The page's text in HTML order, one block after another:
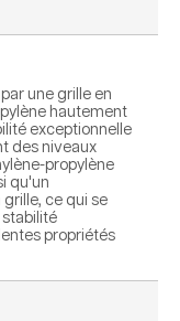
une grille en
hautement
exceptionnelle
des niveaux
propylène
qu'un
ce qui se
propriétés